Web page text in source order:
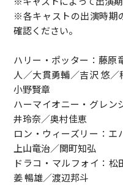
※各キャストの出演時期
確認ください。
ハリー・ポッター：藤原
人／大貫勇輔／吉沢 悠
小野賢章
ハーマイオニー・グレン
井玲奈／奥村佳恵
ロン・ウィーズリー：
上山竜治／関町知弘
ドラコ・マルフォイ：
姜 暢雄／渡辺邦斗